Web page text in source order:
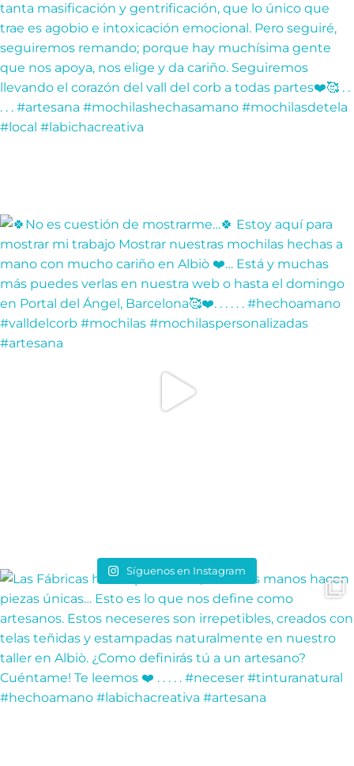
Síguenos en Instagram